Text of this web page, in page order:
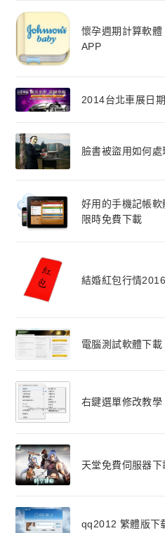
懷孕週期計算軟
APP
2014台北車展日
臉書被盜用如何
好用的手機記帳
限時免費下載
結婚紅包行情
電腦測試軟體下
右鍵選單修改教
天堂免費伺服器下
qq2012 繁體版下